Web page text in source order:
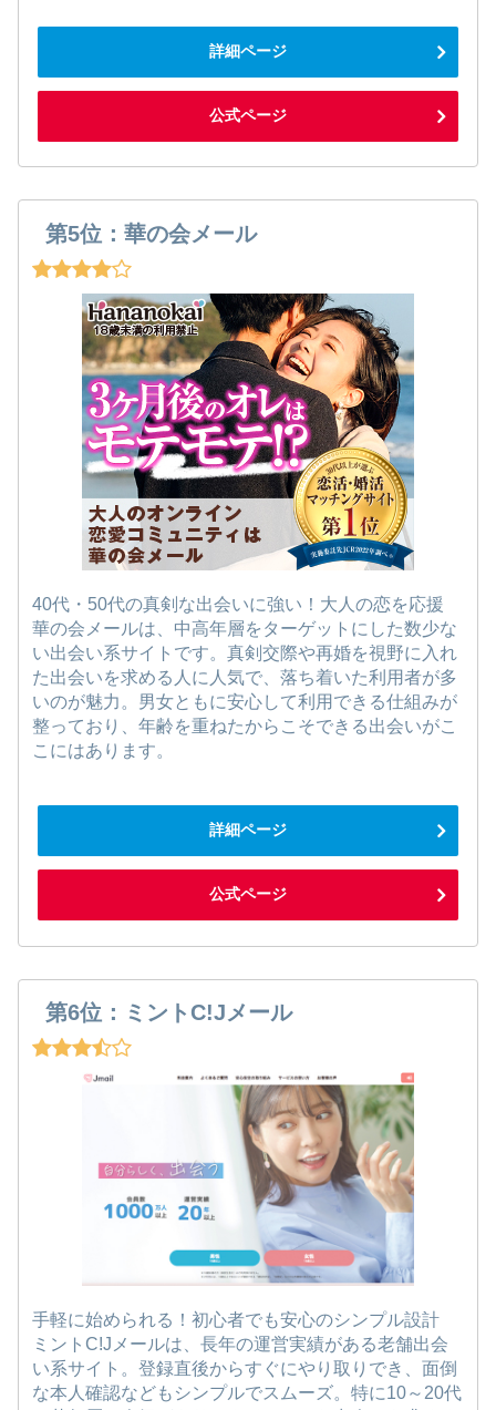
詳細ページ
公式ページ
第5位：華の会メール
40代・50代の真剣な出会いに強い！大人の恋を応援
華の会メールは、中高年層をターゲットにした数少な
い出会い系サイトです。真剣交際や再婚を視野に入れ
た出会いを求める人に人気で、落ち着いた利用者が多
いのが魅力。男女ともに安心して利用できる仕組みが
整っており、年齢を重ねたからこそできる出会いがこ
こにはあります。
詳細ページ
公式ページ
第6位：ミントC!Jメール
手軽に始められる！初心者でも安心のシンプル設計
ミントC!Jメールは、長年の運営実績がある老舗出会
い系サイト。登録直後からすぐにやり取りでき、面倒
な本人確認などもシンプルでスムーズ。特に10～20代